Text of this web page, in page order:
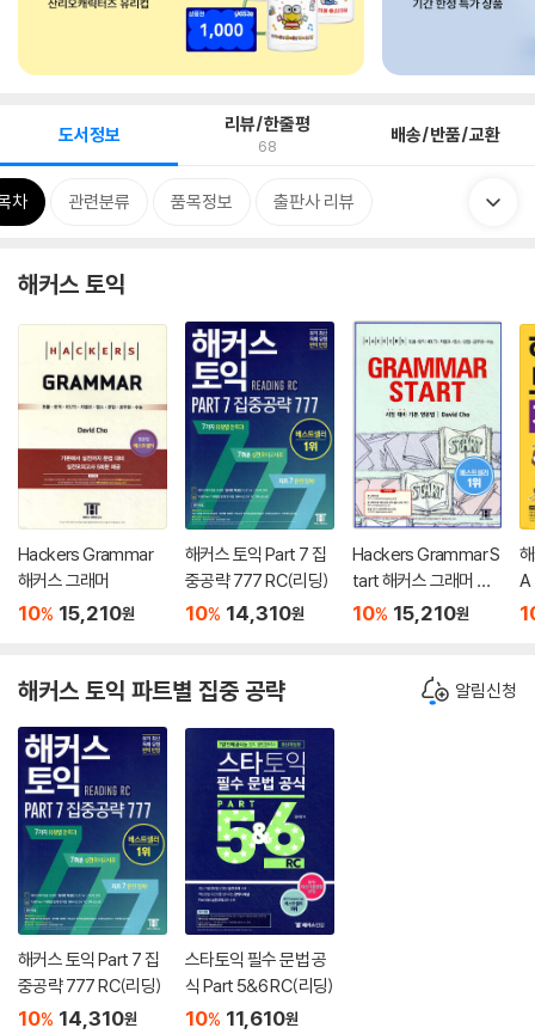
도서정보 리뷰/한줄평
68 배송/반품/교환
차 관련분류 품목정보 출판사 리뷰
해커스 토익
Hackers Grammar
해커스 그래머
10% 15,210원
해커스 토익 Part 7 집
중공략 777 RC(리딩)
10% 14,310원
Hackers Grammar S
tart 해커스 그래머 스
타트
10% 15,210원
A
해커스 토익 파트별 집중 공략 알림신청
해커스 토익 Part 7 집
중공략 777 RC(리딩)
10% 14,310원
스타토익 필수 문법 공
식 Part 5&6 RC(리딩)
10% 11,610원